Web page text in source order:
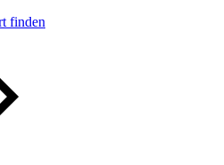
finden